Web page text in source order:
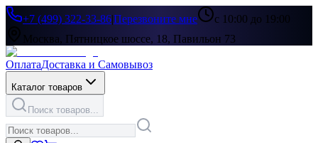
+7 (499) 322-33-86|Перезвоните мне
с 10:00 до 19:00
Москва, Пятницкое шоссе, 18, Павильон 73
ОплатаДоставка и Самовывоз
Каталог товаров
Поиск товаров...